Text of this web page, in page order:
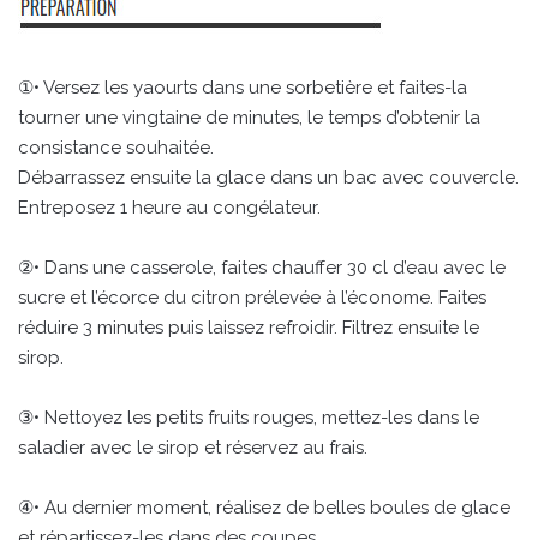
①• Versez les yaourts dans une sorbetière et faites-la
tourner une vingtaine de minutes, le temps d’obtenir la
consistance souhaitée.
Débarrassez ensuite la glace dans un bac avec couvercle.
Entreposez 1 heure au congélateur.
②• Dans une casserole, faites chauffer 30 cl d’eau avec le
sucre et l’écorce du citron prélevée à l’économe. Faites
réduire 3 minutes puis laissez refroidir. Filtrez ensuite le
sirop.
③• Nettoyez les petits fruits rouges, mettez-les dans le
saladier avec le sirop et réservez au frais.
④• Au dernier moment, réalisez de belles boules de glace